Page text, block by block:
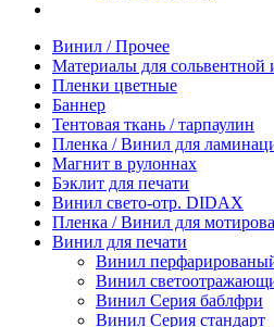
Винил / Прочее
Материалы для сольвентной
Пленки цветные
Баннер
Тентовая ткань / тарпаулин
Пленка / Винил для
Магнит в рулоннах
Бэклит для печати
Винил свето-отр. DIDAX
Пленка / Винил для
Винил для печати
Винил
Винил
Винил Серия баблфри
Винил Серия стандарт